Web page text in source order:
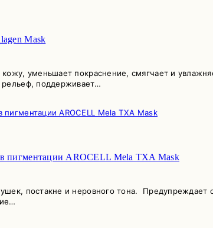
Mask
уменьшает покраснение, смягчает и
рельеф, поддерживает…
пигментации AROCELL Mela TXA Mask
постакне и неровного тона. Предупреждает